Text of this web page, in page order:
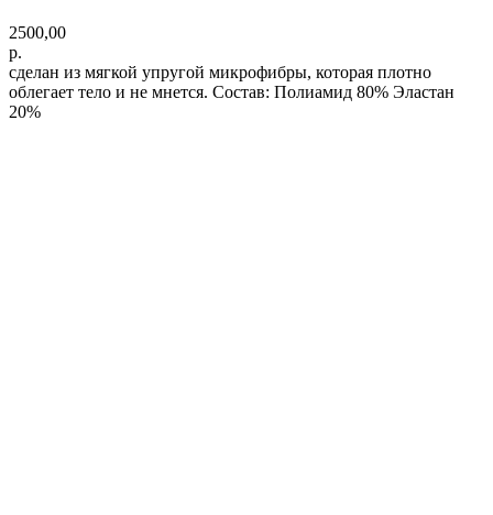
2500,00
р.
сделан из мягкой упругой микрофибры, которая плотно
облегает тело и не мнется. Состав: Полиамид 80% Эластан
20%